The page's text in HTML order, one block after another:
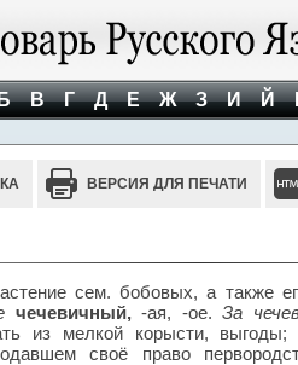
В Г Д Е Ж З И Й
ВЕРСИЯ ДЛЯ ПЕЧАТИ
сем. бобовых, а также
чечевичный,-ая, -ое. За
из мелкой корысти,
своё право